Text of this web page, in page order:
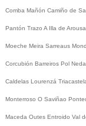
Comba Mañón Camiño de
Pantón Trazo A Illa de Arousa
Moeche Meira Sarreaus
Corcubión Barreiros Pol Neda
Caldelas Lourenzá
Monterroso O Saviñao
Maceda Outes Entroido Val